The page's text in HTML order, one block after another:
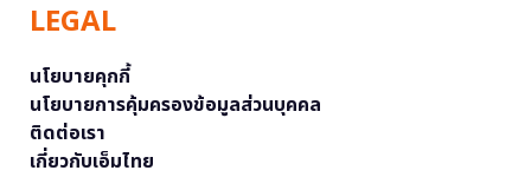
LEGAL
นโยบายคุกกี้
นโยบายการคุ้มครองข้อมูลส่วนบุคคล
ติดต่อเรา
เกี่ยวกับเอ็มไทย